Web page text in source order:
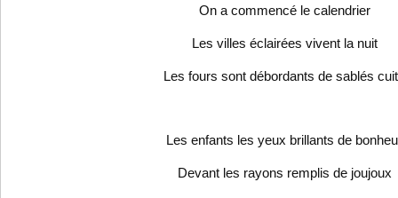
On a commencé le calendrier
Les villes éclairées vivent la nuit
Les fours sont débordants de sablés
Les enfants les yeux brillants de
Devant les rayons remplis de joujoux